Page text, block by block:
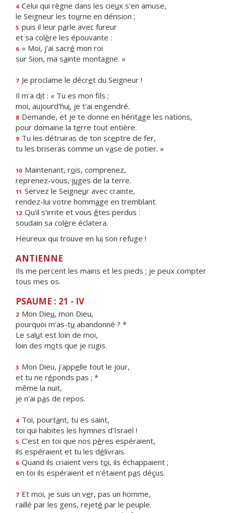
4 Celui qui règne dans les cieux s'en amuse,
le Seigneur les tourne en dérision ;
5 puis il leur parle avec fureur
et sa colère les épouvante :
6 « Moi, j'ai sacré mon roi
sur Sion, ma sainte montagne. »
7 Je proclame le décret du Seigneur !
Il m'a dit : « Tu es mon fils ;
moi, aujourd'hui, je t'ai engendré.
8 Demande, et je te donne en héritage les nations,
pour domaine la terre tout entière.
9 Tu les détruiras de ton sceptre de fer,
tu les briseras comme un vase de potier. »
10 Maintenant, rois, comprenez,
reprenez-vous, juges de la terre.
11 Servez le Seigneur avec crainte,
rendez-lui votre hommage en tremblant.
12 Qu'il s'irrite et vous êtes perdus :
soudain sa colère éclatera.
Heureux qui trouve en lui son refuge !
ANTIENNE
Ils me percent les mains et les pieds ; je peux compter
tous mes os.
PSAUME : 21 - IV
2 Mon Dieu, mon Dieu,
pourquoi m'as-tu abandonné ? *
Le salut est loin de moi,
loin des mots que je rugis.
3 Mon Dieu, j'appelle tout le jour,
et tu ne réponds pas ; *
même la nuit,
je n'ai pas de repos.
4 Toi, pourtant, tu es saint,
toi qui habites les hymnes d'Israël !
5 C'est en toi que nos pères espéraient,
ils espéraient et tu les délivrais.
6 Quand ils criaient vers toi, ils échappaient ;
en toi ils espéraient et n'étaient pas déçus.
7 Et moi, je suis un ver, pas un homme,
raillé par les gens, rejeté par le peuple.